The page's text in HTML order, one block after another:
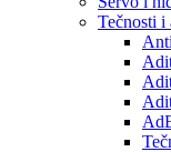
Tečnosti i